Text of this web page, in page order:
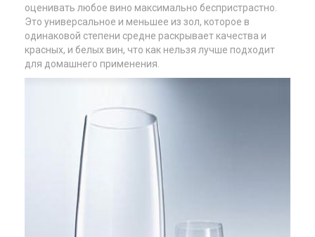
оценивать любое вино максимально беспристрастно.
Это универсальное и меньшее из зол, которое в
одинаковой степени средне раскрывает качества и
красных, и белых вин, что как нельзя лучше подходит
для домашнего применения.